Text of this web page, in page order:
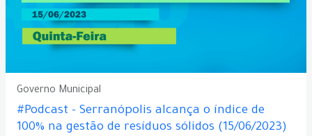
Governo Municipal
#Podcast - Serranópolis alcança o índice de
100% na gestão de resíduos sólidos (15/06/2023)